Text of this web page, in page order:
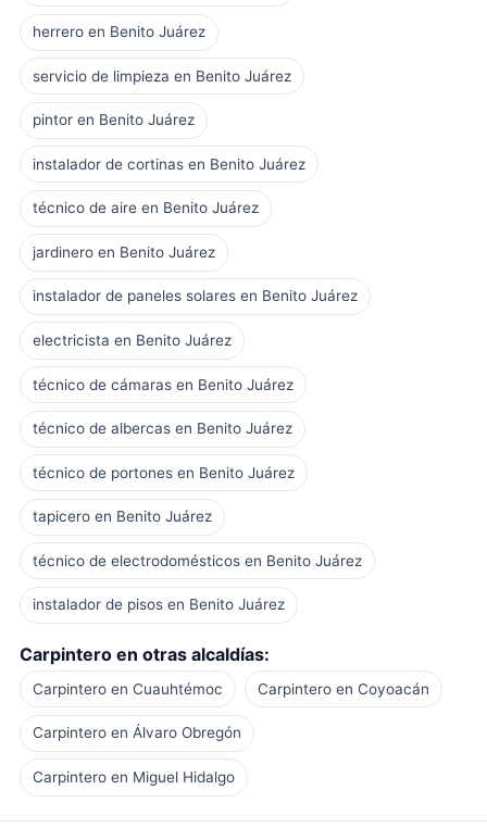
herrero en Benito Juárez
servicio de limpieza en Benito Juárez
pintor en Benito Juárez
instalador de cortinas en Benito Juárez
técnico de aire en Benito Juárez
jardinero en Benito Juárez
instalador de paneles solares en Benito Juárez
electricista en Benito Juárez
técnico de cámaras en Benito Juárez
técnico de albercas en Benito Juárez
técnico de portones en Benito Juárez
tapicero en Benito Juárez
técnico de electrodomésticos en Benito Juárez
instalador de pisos en Benito Juárez
Carpintero en otras alcaldías:
Carpintero en Cuauhtémoc Carpintero en Coyoacán
Carpintero en Álvaro Obregón
Carpintero en Miguel Hidalgo